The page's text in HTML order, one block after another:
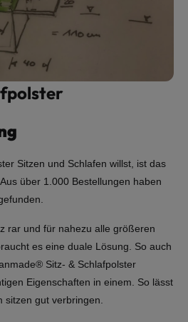
Sitzen und Schlafen willst, ist das
über 1.000 Bestellungen haben
rar und für nahezu alle größeren
es eine duale Lösung. So auch
Sitz- & Schlafpolster
Eigenschaften in einem. So lässt
sitzen gut verbringen.